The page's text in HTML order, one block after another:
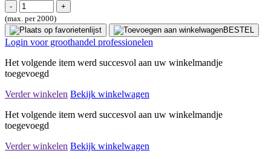
(max. per 2000)
BESTEL
Login voor groothandel professionelen
Het volgende item werd succesvol aan uw winkelmandje
toegevoegd
Verder winkelen Bekijk winkelwagen
Het volgende item werd succesvol aan uw winkelmandje
toegevoegd
Verder winkelen Bekijk winkelwagen